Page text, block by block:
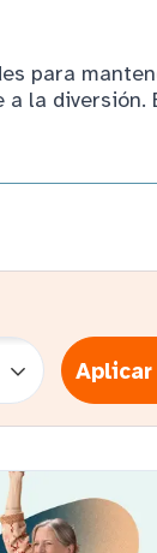
para
la diversión.